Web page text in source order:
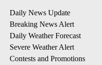
Daily News Update
Breaking News Alert
Daily Weather Forecast
Severe Weather Alert
Contests and Promotions